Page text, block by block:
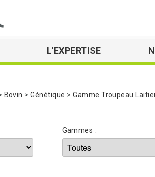
L'EXPERTISE
Bovin Génétique Gamme Troupeau
Gammes :